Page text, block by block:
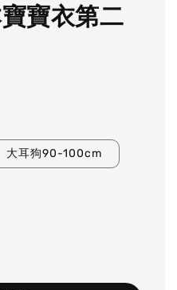
寶寶衣第二
大耳狗90-100cm